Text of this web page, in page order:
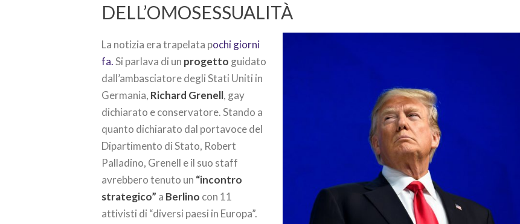
DELL’OMOSESSUALITÀ
La notizia era trapelata pochi giorni
fa.Si parlava di un progetto guidato
dall’ambasciatore degli Stati Uniti in
Germania, Richard Grenell, gay
dichiarato e conservatore. Stando a
quanto dichiarato dal portavoce del
Dipartimento di Stato, Robert
Palladino, Grenell e il suo staff
avrebbero tenuto un “incontro
strategico” a Berlino con 11
attivisti di “diversi paesi in Europa”.